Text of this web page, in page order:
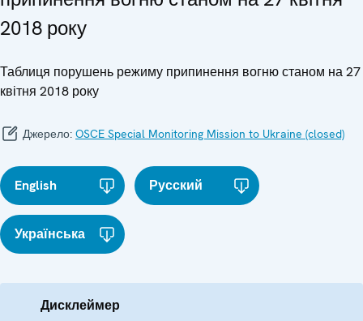
2018 року
Таблиця порушень режиму припинення вогню станом на 27
квітня 2018 року
Джерело: OSCE Special Monitoring Mission to Ukraine (closed)
English Русский
Українська
Дисклеймер